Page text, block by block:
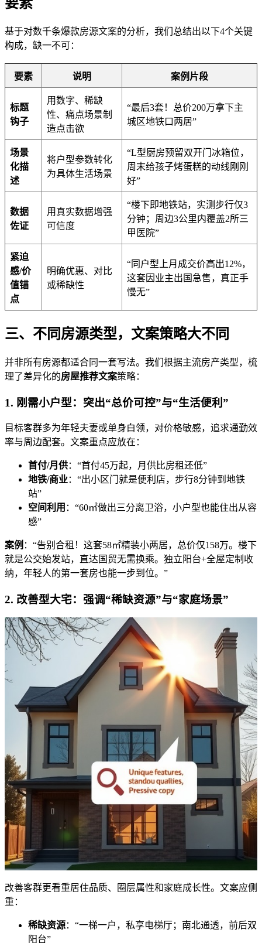
基于对数千条爆款房源文案的分析，我们总结出以下4个关键
构成，缺一不可：
要素 说明 案例片段
标题
钩子
用数字、稀缺
性、痛点场景制
造点击欲
“最后3套！总价200万拿下主
城区地铁口两居”
场景
化描
述
将户型参数转化
为具体生活场景
“L型厨房预留双开门冰箱位，
周末给孩子烤蛋糕的动线刚刚
好”
数据
佐证
用真实数据增强
可信度
“楼下即地铁站，实测步行仅3
分钟；周边3公里内覆盖2所三
甲医院”
紧迫
感/价
值锚
点
明确优惠、对比
或稀缺性
“同户型上月成交价高出12%，
这套因业主出国急售，真正手
慢无”
三、不同房源类型，文案策略大不同
并非所有房源都适合同一套写法。我们根据主流房产类型，梳
理了差异化的房屋推荐文案策略：
1. 刚需小户型：突出“总价可控”与“生活便利”
目标客群多为年轻夫妻或单身白领，对价格敏感，追求通勤效
率与周边配套。文案重点应放在：
首付/月供：“首付45万起，月供比房租还低”
地铁/商业：“出小区门就是便利店，步行8分钟到地铁
站”
空间利用 ：“60㎡做出三分离卫浴，小户型也能住出从容
感”
案例 ：“告别合租！这套58㎡精装小两居，总价仅158万。楼下
就是公交始发站，直达国贸无需换乘。独立阳台+全屋定制收
纳，年轻人的第一套房也能一步到位。”
2. 改善型大宅：强调“稀缺资源”与“家庭场景”
改善客群更看重居住品质、圈层属性和家庭成长性。文案应侧
重：
稀缺资源：“一梯一户，私享电梯厅；南北通透，前后双
阳台”